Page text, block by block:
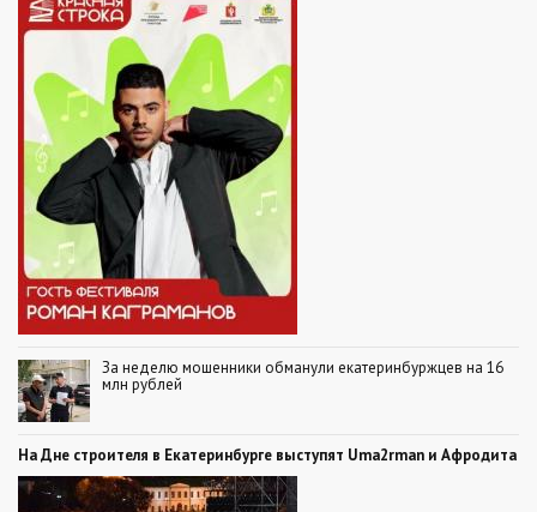
За неделю мошенники обманули екатеринбуржцев на 16
млн рублей
На Дне строителя в Екатеринбурге выступят Uma2rman и Афродита